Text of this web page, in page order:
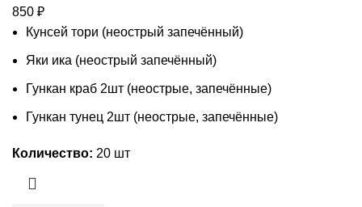
850 ₽
Кунсей тори (неострый запечённый)
Яки ика (неострый запечённый)
Гункан краб 2шт (неострые, запечённые)
Гункан тунец 2шт (неострые, запечённые)
Количество: 20 шт